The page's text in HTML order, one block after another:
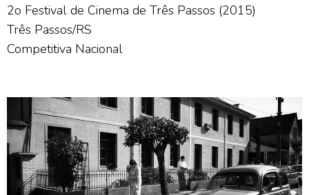
2o Festival de Cinema de Três Passos (2015)
Três Passos/RS
Competitiva Nacional